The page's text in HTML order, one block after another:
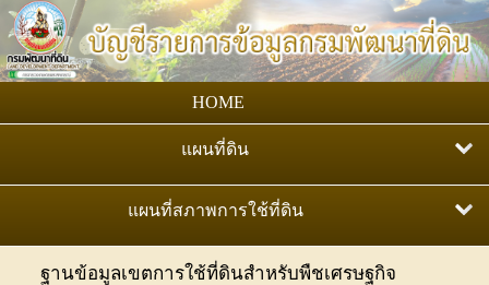
HOME
แผนที่ดิน
แผนที่กลุ่มชุดดิน มาตราส่วน 1:25,000
แผนที่ทรัพยากรดินของประเทศไทย : ระดับชุดดิน
มาตราส่วน 1:25,000
แผนที่สภาพการใช้ที่ดิน
แผนที่สภาพการใช้ที่ดิน มาตราส่วน 1:25,000
ฐานข้อมูลเขตการใช้ที่ดินสำหรับพืชเศรษฐกิจ